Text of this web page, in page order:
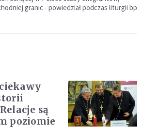
granic - powiedział podczas liturgii bp
są
poziomie